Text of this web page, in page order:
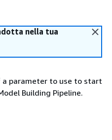
nella tua
a parameter to use to start
Building Pipeline.